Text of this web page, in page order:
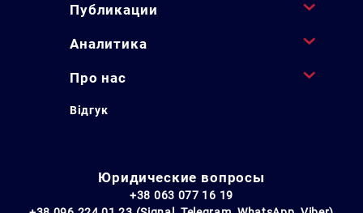
Публикации
Аналитика
Про нас
Відгук
Юридические вопросы
+38 063 077 16 19